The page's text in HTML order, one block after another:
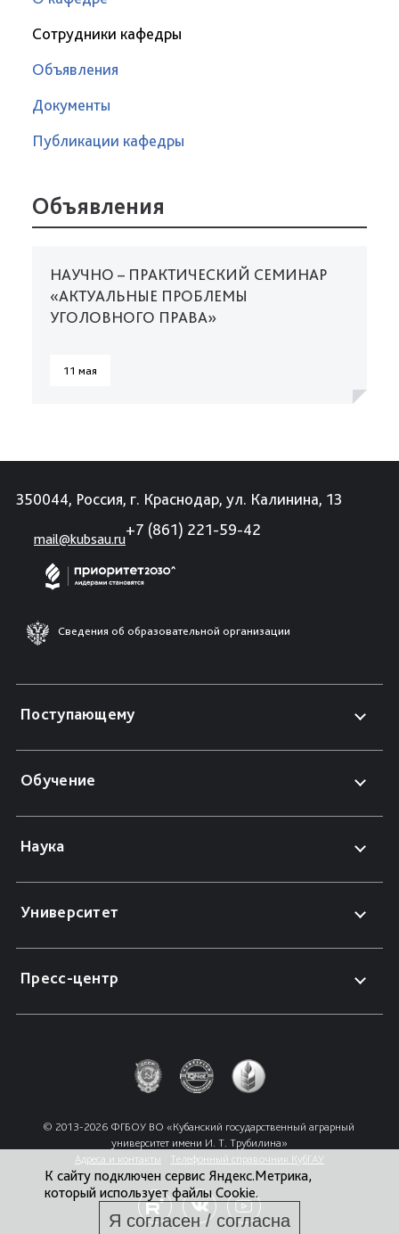
Сотрудники кафедры
Объявления
Документы
Публикации кафедры
Объявления
НАУЧНО – ПРАКТИЧЕСКИЙ СЕМИНАР
«АКТУАЛЬНЫЕ ПРОБЛЕМЫ
УГОЛОВНОГО ПРАВА»
11 мая
350044, Россия, г. Краснодар, ул. Калинина, 13
mail@kubsau.ru
+7 (861) 221-59-42
Сведения об образовательной организации
Поступающему
Обучение
Наука
Университет
Пресс-центр
© 2013-2026 ФГБОУ ВО «Кубанский государственный аграрный
университет имени И. Т. Трубилина»
Адреса и контакты
Телефонный справочник КубГАУ
К сайту подключен сервис Яндекс.Метрика,
который использует файлы Cookie.
Я согласен / согласна